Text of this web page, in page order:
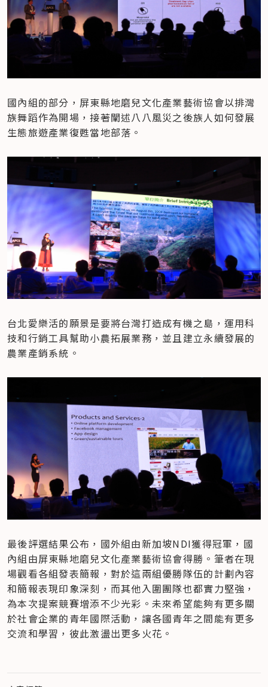
國內組的部分，屏東縣地磨兒文化產業藝術協會以排灣
族舞蹈作為開場，接著闡述八八風災之後族人如何發展
生態旅遊產業復甦當地部落。
台北愛樂活的願景是要將台灣打造成有機之島，運用科
技和行銷工具幫助小農拓展業務，並且建立永續發展的
農業產銷系統。
最後評選結果公布，國外組由新加坡NDI獲得冠軍，國
內組由屏東縣地磨兒文化產業藝術協會得勝。筆者在現
場觀看各組發表簡報，對於這兩組優勝隊伍的計劃內容
和簡報表現印象深刻，而其他入圍團隊也都實力堅強，
為本次提案競賽增添不少光彩。未來希望能夠有更多關
於社會企業的青年國際活動，讓各國青年之間能有更多
交流和學習，彼此激盪出更多火花。